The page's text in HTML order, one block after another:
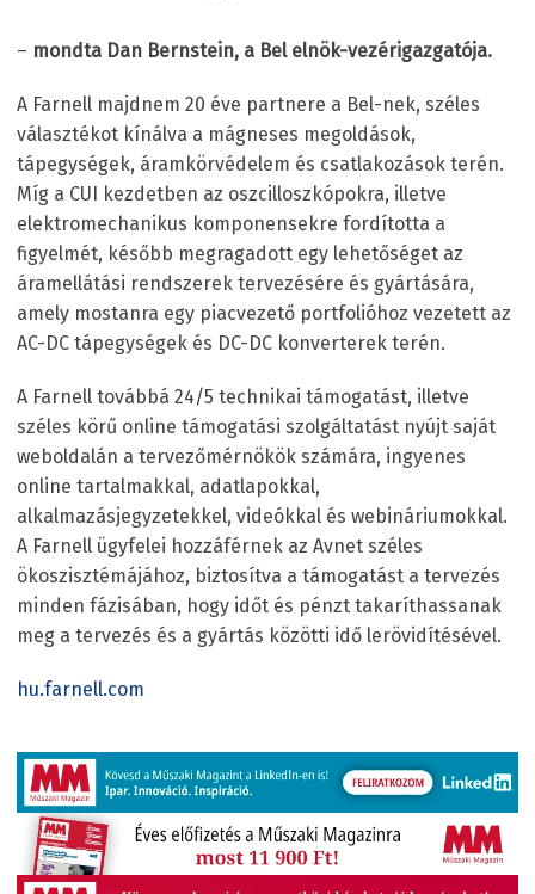
– mondta Dan Bernstein, a Bel elnök-vezérigazgatója.
A Farnell majdnem 20 éve partnere a Bel-nek, széles
választékot kínálva a mágneses megoldások,
tápegységek, áramkörvédelem és csatlakozások terén.
Míg a CUI kezdetben az oszcilloszkópokra, illetve
elektromechanikus komponensekre fordította a
figyelmét, később megragadott egy lehetőséget az
áramellátási rendszerek tervezésére és gyártására,
amely mostanra egy piacvezető portfolióhoz vezetett az
AC-DC tápegységek és DC-DC konverterek terén.
A Farnell továbbá 24/5 technikai támogatást, illetve
széles körű online támogatási szolgáltatást nyújt saját
weboldalán a tervezőmérnökök számára, ingyenes
online tartalmakkal, adatlapokkal,
alkalmazásjegyzetekkel, videókkal és webináriumokkal.
A Farnell ügyfelei hozzáférnek az Avnet széles
ökoszisztémájához, biztosítva a támogatást a tervezés
minden fázisában, hogy időt és pénzt takaríthassanak
meg a tervezés és a gyártás közötti idő lerövidítésével.
hu.farnell.com